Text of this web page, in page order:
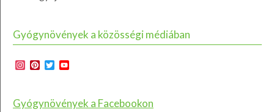
Gyógynövények a közösségi médiában
Instagram
Pinterest
Twitter
Gyógynövények a Facebookon